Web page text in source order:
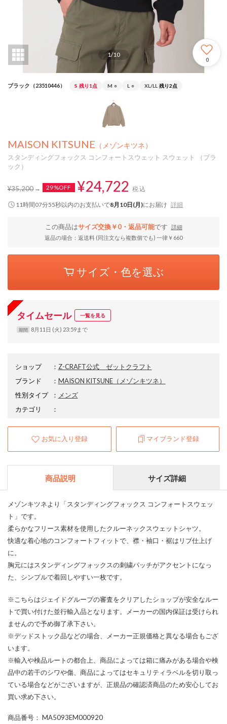
1/10
0
ブラック（23510446） S 残り1点 M ○ L ○ XL/LL 残り2点
MAISON KITSUNE （メゾンキツネ）
スタンディングフォックス コンフォートスウェット スウェット （ブラ
ック）
¥35,200 29%OFF ¥24,722 税込
11時間07分54秒以内のお支払いで8月10日(月)にお届け 詳細
この商品はサイズ交換￥0・返品可能です
詳細
返品の場合：返送料 (同注文なら複数個でも) 一律￥660
サイズ・色を選ぶ
タイムセール 一覧を見る
期間 8月11日 (火) 23:59まで
ショップ ： Z-CRAFT公式 ゼットクラフト
ブランド
： MAISON KITSUNE（メゾンキツネ）
性別タイプ
： メンズ
カテゴリ
：
お気に入り登録 マイブランド登録
商品説明 サイズ詳細
メゾンキツネより「スタンディングフォックス コンフォートスウェッ
ト」です。
柔らかなフリース素材を使用したクルーネックスウェットシャツ。
快適な着心地のコンフォートフィットで、襟・袖口・裾はリブ仕上げ
に。
胸元にはスタンディングフォックスの刺繍パッチがアクセントになっ
た、シンプルで着回しやすい一枚です。
※こちらはジェイドグループの審査をクリアしたショップが安全なルー
トで買い付けた並行輸入品となります。メーカーの国内保証は受けられ
ませんので予め御了承下さい。
※デッドストック品などの場合、メーカー正規価格と異なる場合もござ
います。
※輸入や検品ルートの都合上、商品によっては箱に痛みがある場合や検
品中の若干のシワや傷、商品によってはセキュリティラベルを切り取っ
ている場合などがございますが、正規品の確認済商品のため安心してお
買い求め下さい。
商品番号 ： MA5093EM000920